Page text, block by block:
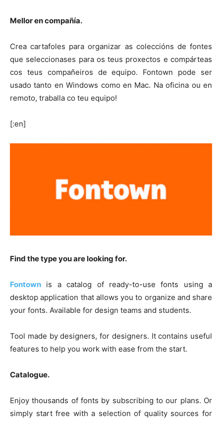
Mellor en compañía.
Crea cartafoles para organizar as coleccións de fontes
que seleccionases para os teus proxectos e compárteas
cos teus compañeiros de equipo. Fontown pode ser
usado tanto en Windows como en Mac. Na oficina ou en
remoto, traballa co teu equipo!
[:en]
Find the type you are looking for.
Fontown is a catalog of ready-to-use fonts using a
desktop application that allows you to organize and share
your fonts. Available for design teams and students.
Tool made by designers, for designers. It contains useful
features to help you work with ease from the start.
Catalogue.
Enjoy thousands of fonts by subscribing to our plans. Or
simply start free with a selection of quality sources for